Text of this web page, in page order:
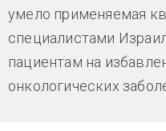
умело применяемая
специалистами
пациентам на
онкологических